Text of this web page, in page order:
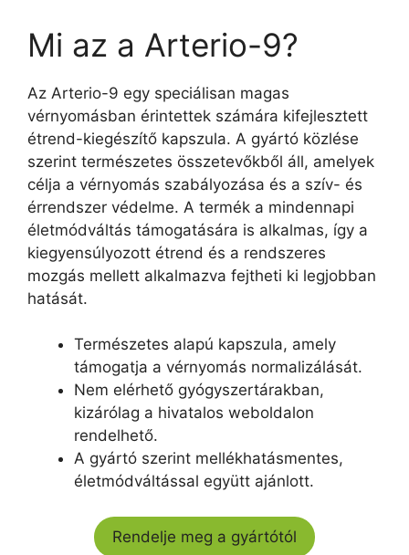
Mi az a Arterio-9?
Az Arterio-9 egy speciálisan magas
vérnyomásban érintettek számára kifejlesztett
étrend-kiegészítő kapszula. A gyártó közlése
szerint természetes összetevőkből áll, amelyek
célja a vérnyomás szabályozása és a szív- és
érrendszer védelme. A termék a mindennapi
életmódváltás támogatására is alkalmas, így a
kiegyensúlyozott étrend és a rendszeres
mozgás mellett alkalmazva fejtheti ki legjobban
hatását.
Természetes alapú kapszula, amely
támogatja a vérnyomás normalizálását.
Nem elérhető gyógyszertárakban,
kizárólag a hivatalos weboldalon
rendelhető.
A gyártó szerint mellékhatásmentes,
életmódváltással együtt ajánlott.
Rendelje meg a gyártótól